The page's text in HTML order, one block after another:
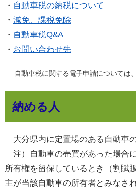
・ 自動車税の納税について
・ 減免、課税免除
・ 自動車税Q&A
・ お問い合わせ先
自動車税に関する電子申請については、
納める人
大分県内に定置場のある自動車
注）自動車の売買があった場合
所有権を留保しているとき（割賦
主が当該自動車の所有者とみなさ